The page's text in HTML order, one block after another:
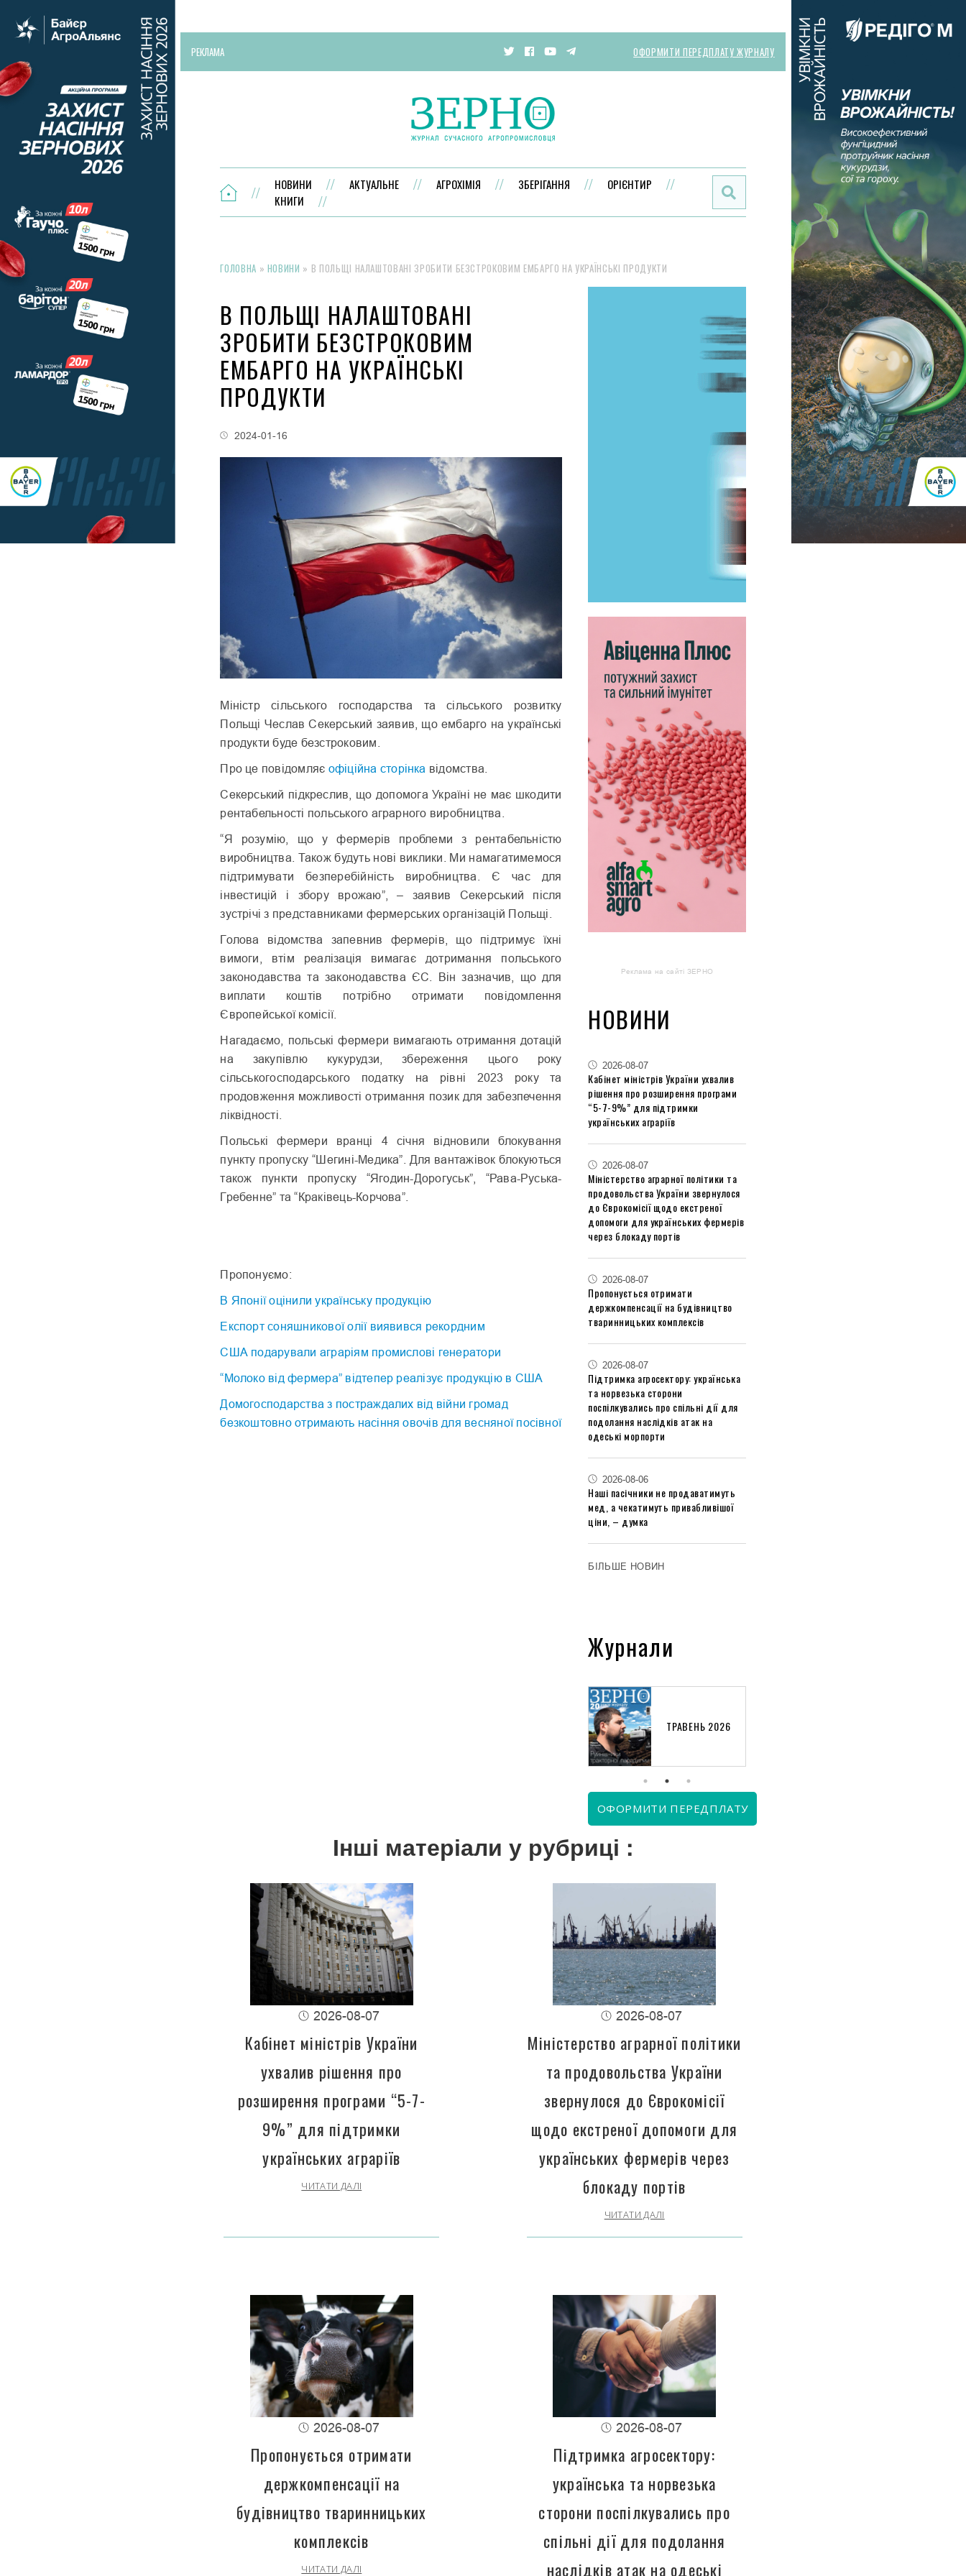
РЕКЛАМА ОФОРМИТИ ПЕРЕДПЛАТУ ЖУРНАЛУ
НОВИНИ АКТУАЛЬНЕ АГРОХІМІЯ ЗБЕРІГАННЯ
ОРІЄНТИР
КНИГИ
ГОЛОВНА » НОВИНИ » В ПОЛЬЩІ НАЛАШТОВАНІ ЗРОБИТИ БЕЗСТРОКОВИМ ЕМБАРГО НА УКРАЇНСЬКІ ПРОДУКТИ
В ПОЛЬЩІ НАЛАШТОВАНІ
ЗРОБИТИ БЕЗСТРОКОВИМ
ЕМБАРГО НА УКРАЇНСЬКІ
ПРОДУКТИ
2024-01-16
Міністр сільського господарства та сільського розвитку
Польщі Чеслав Секерський заявив, що ембарго на українські
продукти буде безстроковим.
Про це повідомляє офіційна сторінка відомства.
Секерський підкреслив, що допомога Україні не має шкодити
рентабельності польського аграрного виробництва.
“Я розумію, що у фермерів проблеми з рентабельністю
виробництва. Також будуть нові виклики. Ми намагатимемося
підтримувати безперебійність виробництва. Є час для
інвестицій і збору врожаю”, – заявив Секерський після
зустрічі з представниками фермерських організацій Польщі.
Голова відомства запевнив фермерів, що підтримує їхні
вимоги, втім реалізація вимагає дотримання польського
законодавства та законодавства ЄС. Він зазначив, що для
виплати коштів потрібно отримати повідомлення
Європейської комісії.
Нагадаємо, польські фермери вимагають отримання дотацій
на закупівлю кукурудзи, збереження цього року
сільськогосподарського податку на рівні 2023 року та
продовження можливості отримання позик для забезпечення
ліквідності.
Польські фермери вранці 4 січня відновили блокування
пункту пропуску “Шегині-Медика”. Для вантажівок блокуються
також пункти пропуску “Ягодин-Дорогуськ”, “Рава-Руська-
Гребенне” та “Краківець-Корчова”.
Пропонуємо:
В Японії оцінили українську продукцію
Експорт соняшникової олії виявився рекордним
США подарували аграріям промислові генератори
“Молоко від фермера” відтепер реалізує продукцію в США
Домогосподарства з постраждалих від війни громад
безкоштовно отримають насіння овочів для весняної посівної
Реклама на сайті ЗЕРНО
НОВИНИ
2026-08-07
Кабінет міністрів України ухвалив
рішення про розширення програми
“5-7-9%” для підтримки
українських аграріїв
2026-08-07
Міністерство аграрної політики та
продовольства України звернулося
до Єврокомісії щодо екстреної
допомоги для українських фермерів
через блокаду портів
2026-08-07
Пропонується отримати
держкомпенсації на будівництво
тваринницьких комплексів
2026-08-07
Підтримка агросектору: українська
та норвезька сторони
поспілкувались про спільні дії для
подолання наслідків атак на
одеські морпорти
2026-08-06
Наші пасічники не продаватимуть
мед, а чекатимуть привабливішої
ціни, – думка
БІЛЬШЕ НОВИН
Журнали
ТРАВЕНЬ 2026
ОФОРМИТИ ПЕРЕДПЛАТУ
Інші матеріали у рубриці :
2026-08-07
Кабінет міністрів України
ухвалив рішення про
розширення програми “5-7-
9%” для підтримки
українських аграріїв
ЧИТАТИ ДАЛІ
2026-08-07
Міністерство аграрної політики
та продовольства України
звернулося до Єврокомісії
щодо екстреної допомоги для
українських фермерів через
блокаду портів
ЧИТАТИ ДАЛІ
2026-08-07
Пропонується отримати
держкомпенсації на
будівництво тваринницьких
комплексів
ЧИТАТИ ДАЛІ
2026-08-07
Підтримка агросектору:
українська та норвезька
сторони поспілкувались про
спільні дії для подолання
наслідків атак на одеські